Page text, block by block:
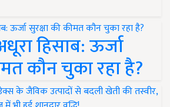
हिसाब: ऊर्जा
कौन चुका रहा है?